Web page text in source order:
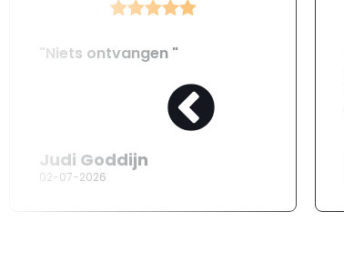
"Niets ontvangen "
Judi Goddijn
02-07-2026